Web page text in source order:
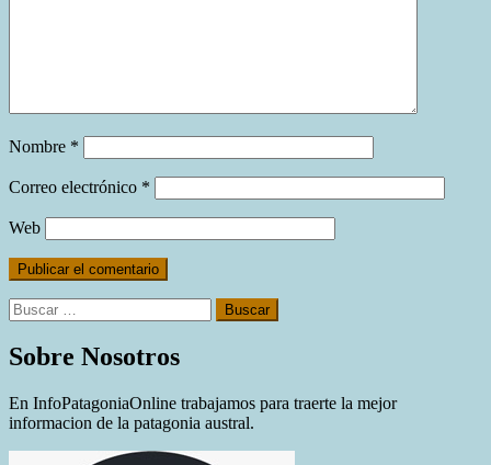
Nombre *
Correo electrónico *
Web
Buscar:
Sobre Nosotros
En InfoPatagoniaOnline trabajamos para traerte la mejor
informacion de la patagonia austral.